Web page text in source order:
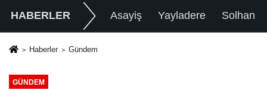
HABERLER Asayiş Yayladere Solhan
Haberler Gündem
GÜNDEM